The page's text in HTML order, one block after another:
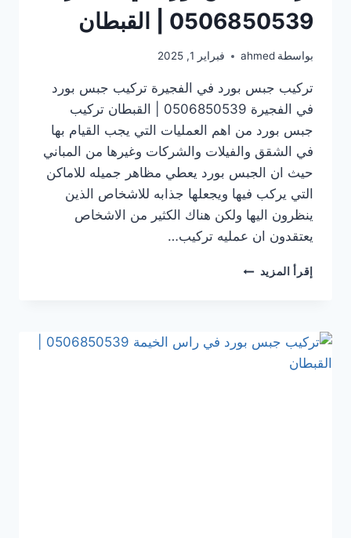
0506850539 | القبطان
بواسطة ahmed فبراير 1, 2025
تركيب جبس بورد في الفجيرة تركيب جبس بورد
في الفجيرة 0506850539 | القبطان تركيب
جبس بورد من اهم العمليات التي يجب القيام بها
في الشقق والفيلات والشركات وغيرها من المباني
حيث ان الجبس بورد يعطي مظاهر جميله للاماكن
التي يركب فيها ويجعلها جذابه للاشخاص الذين
ينظرون اليها ولكن هناك الكثير من الاشخاص
يعتقدون ان عمليه تركيب…
إقرأ المزيد تركيب
0506850539
|